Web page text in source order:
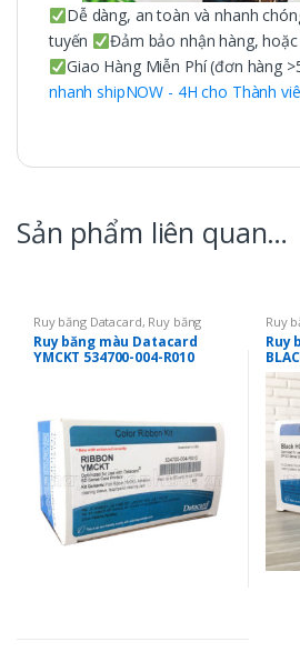
Dễ dàng, an toàn và nhanh
tuyến
Đảm bảo nhận hàng,
Giao Hàng Miễn Phí (đơn hàng
nhanh shipNOW - 4H cho Thành
Sản phẩm liên quan…
Ruy băng Datacard, Ruy băng
Datacard SD260 Ruy băng mực in
thẻ, Ruy băng màu YMCKO
Ruy băng màu Datacard
YMCKT 534700-004-R010
Ruy
thẻ,
Ruy